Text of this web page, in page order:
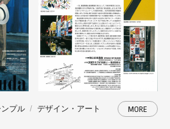
ンプル デザイン・アート MORE